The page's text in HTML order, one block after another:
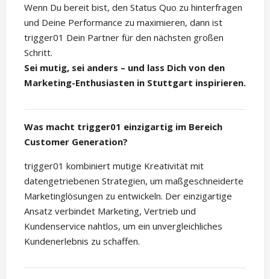
Wenn Du bereit bist, den Status Quo zu hinterfragen
und Deine Performance zu maximieren, dann ist
trigger01 Dein Partner für den nächsten großen
Schritt.
Sei mutig, sei anders – und lass Dich von den
Marketing-Enthusiasten in Stuttgart inspirieren.
Was macht trigger01 einzigartig im Bereich
Customer Generation?
trigger01 kombiniert mutige Kreativität mit
datengetriebenen Strategien, um maßgeschneiderte
Marketinglösungen zu entwickeln. Der einzigartige
Ansatz verbindet Marketing, Vertrieb und
Kundenservice nahtlos, um ein unvergleichliches
Kundenerlebnis zu schaffen.